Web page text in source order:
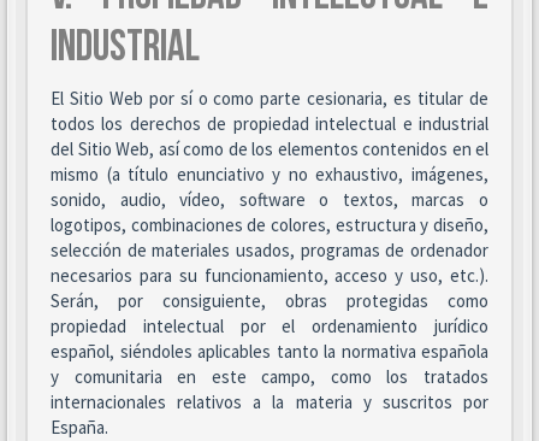
INDUSTRIAL
El Sitio Web por sí o como parte cesionaria, es titular de
todos los derechos de propiedad intelectual e industrial
del Sitio Web, así como de los elementos contenidos en el
mismo (a título enunciativo y no exhaustivo, imágenes,
sonido, audio, vídeo, software o textos, marcas o
logotipos, combinaciones de colores, estructura y diseño,
selección de materiales usados, programas de ordenador
necesarios para su funcionamiento, acceso y uso, etc.).
Serán, por consiguiente, obras protegidas como
propiedad intelectual por el ordenamiento jurídico
español, siéndoles aplicables tanto la normativa española
y comunitaria en este campo, como los tratados
internacionales relativos a la materia y suscritos por
España.